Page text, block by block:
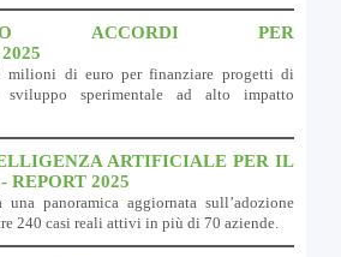
ACCORDI PER
di euro per finanziare progetti di
sperimentale ad alto impatto
ARTIFICIALE PER IL
REPORT 2025
una panoramica aggiornata sull’adozione
240 casi reali attivi in più di 70 aziende.